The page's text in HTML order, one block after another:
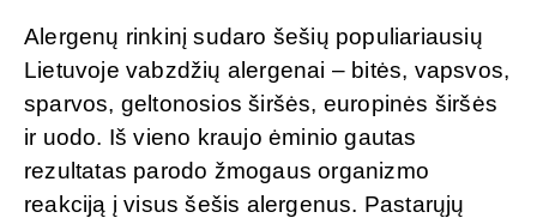
Alergenų rinkinį sudaro šešių populiariausių
Lietuvoje vabzdžių alergenai – bitės, vapsvos,
sparvos, geltonosios širšės, europinės širšės
ir uodo. Iš vieno kraujo ėminio gautas
rezultatas parodo žmogaus organizmo
reakciją į visus šešis alergenus. Pastarųjų